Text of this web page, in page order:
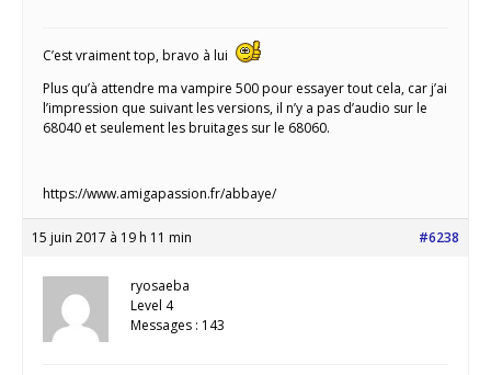
C’est vraiment top, bravo à lui
Plus qu’à attendre ma vampire 500 pour essayer tout cela, car j’ai
l’impression que suivant les versions, il n’y a pas d’audio sur le
68040 et seulement les bruitages sur le 68060.
https://www.amigapassion.fr/abbaye/
15 juin 2017 à 19 h 11 min #6238
ryosaeba
Level 4
Messages : 143